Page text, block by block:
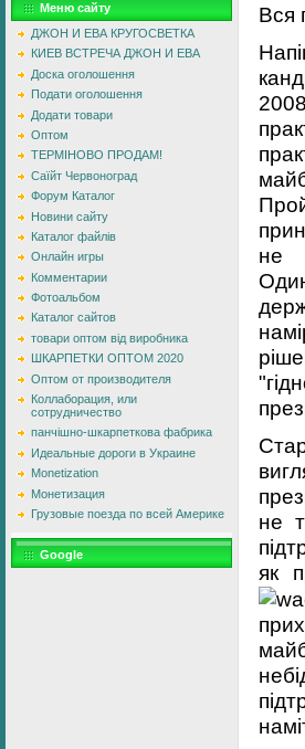
Меню сайту
ДЖОН И ЕВА КРУГОСВЕТКА
КИЕВ ВСТРЕЧА ДЖОН И ЕВА
Доска оголошення
Подати оголошення
Додати товари
Оптом
ТЕРМІНОВО ПРОДАМ!
Саїйт Червоноград
Форум Каталог
Новини сайту
Каталог файлів
Онлайн игры
Комментарии
Фотоальбом
Каталог сайтов
товари оптом від виробника
ШКАРПЕТКИ ОПТОМ 2020
Оптом от производителя
Коллаборация, или
сотрудничество
панчішно-шкарпеткова фабрика
Идеальные дороги в Украине
Monetization
Монетизация
Грузовые поезда по всей Америке
Google
Вся
не
не
як